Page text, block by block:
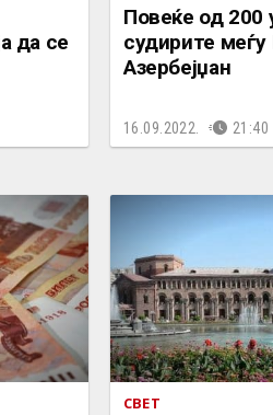
да се
Повеќе од 200
судирите меѓу
Азербејџан
16.09.2022. 21:40
СВЕТ